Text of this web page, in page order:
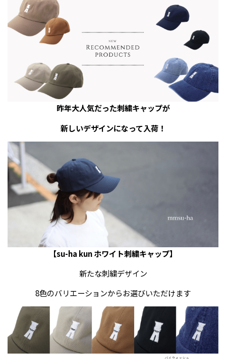
昨年大人気だった刺繍キャップが
新しいデザインになって入荷！
【su-ha kun ホワイト刺繍キャップ】
新たな刺繍デザイン
8色のバリエーションからお選びいただけます